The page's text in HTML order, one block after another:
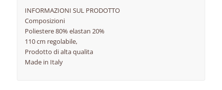
INFORMAZIONI SUL PRODOTTO
Composizioni
Poliestere 80% elastan 20%
110 cm regolabile,
Prodotto di alta qualita
Made in Italy